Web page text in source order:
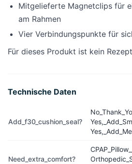
Mitgelieferte Magnetclips für
am Rahmen
Vier Verbindungspunkte für
Für dieses Produkt ist kein
Technische Daten
Add_f30_cushion_seal?
Need_extra_comfort?